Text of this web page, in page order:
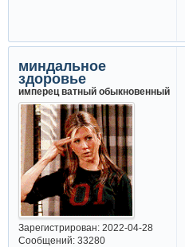
миндальное
здоровье
имперец ватный обыкновенный
Зарегистрирован: 2022-04-28
Сообщений:33280